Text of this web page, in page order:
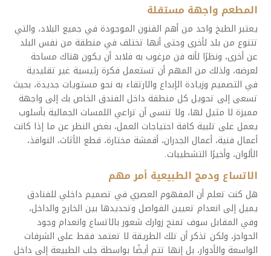
المطعم واجهة مستقلة
يعتبر الطبخ واحد من أهم الفنون الموجودة في جميع البلاد، والتي
تتنوع من بلد لأخرى وحتى أنها تختلف في منطقة من نفس البلد
عن أخرى، ونظرًا لأنه فن مرغوب به فلابد أن يكون هناك مساحة
لعرضه، ولذلك من المهم أن تستعمل فكرة رئيسية غير تقليدية
في التصميم وزيادة الإبداع والارتقاء به نحو مستويات جديدة، بحيث
تسعى إلى تحويل كل منطقة داخل الفندق الخاص بك إلى واجهة
مميزة لا مثيل لها، ولا تنسى أن تراعي اللمسات الجمالية بأسلوب
يعمل على تلبية كافة احتياجات العمل، بغض النظر عن ما إذا كانت
أعمال فنية، أعمال الجدران، أقمشة مختارة، قطع الأثاث، النوافذ،
الألوان، وأخيرًا التشطيبات.
الاتساع ودمج الطبيعية أمر مهم
هل كنت تعلم أن المفهوم العصري في تصميم داخلي للفنادق
يميل إلى انعدام تعيين الفواصل وتحديدها بين الخارج والداخل،
وفي المقابل سوف تمنح زوارك شعور بالاتساع وانعدام وجود
الحواجز، ولكن تذكر أن تلك الطريقة لا تعتمد فقط على الشرفات
الواسعة والأدوار، بل إنها تتم أيضًا بواسطة جلب الطبيعة إلى داخل